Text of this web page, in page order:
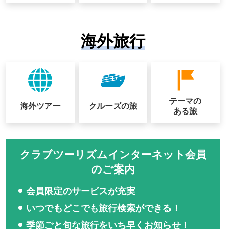
海外旅行
海外ツアー クルーズの旅
テーマの
ある旅
クラブツーリズムインターネット会員
のご案内
会員限定のサービスが充実
いつでもどこでも旅行検索ができる！
季節ごと旬な旅行をいち早くお知らせ！